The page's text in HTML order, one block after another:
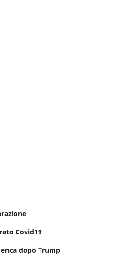
Covid19
dopo Trump